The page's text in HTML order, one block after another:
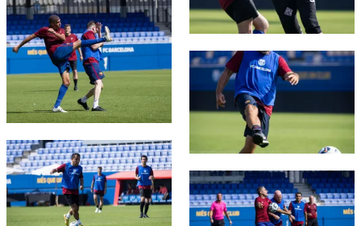
FC Barcelona club badge
FC Barcelona club badge
FC Barcelona club badge